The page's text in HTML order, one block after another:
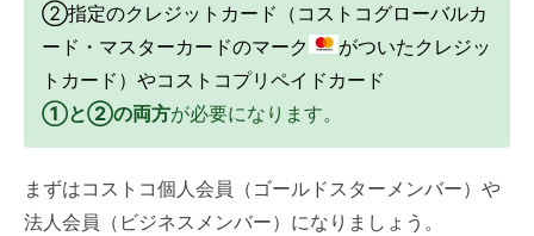
②指定のクレジットカード（コストコグローバルカ
ード・マスターカードのマーク
がついたクレジッ
トカード）やコストコプリペイドカード
①と②の両方が必要になります。
まずはコストコ個人会員（ゴールドスターメンバー）や
法人会員（ビジネスメンバー）になりましょう。